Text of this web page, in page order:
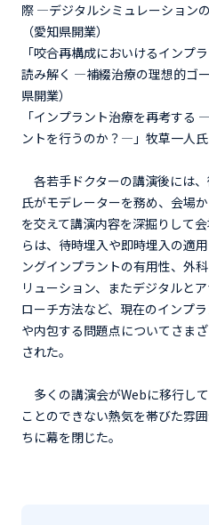
際 ―デジタルシミュレーション
（愛知県開業）
「咬合再構成においけるインプ
読み解く ―補綴治療の理想的ゴ
県開業）
「インプラント治療を再考する
ントを行うのか？―」牧草一人氏
各若手ドクターの講演後には
氏がモデレーターを務め、会場
を交えて講演内容を深掘りして
らは、待時埋入や即時埋入の適
ングインプラントの有用性、外
リューション、またデジタルと
ローチ方法など、現在のインプ
や内包する問題点についてさま
された。
多くの講演会がWebに移行し
ことのできない熱気を帯びた雰
ちに幕を閉じた。